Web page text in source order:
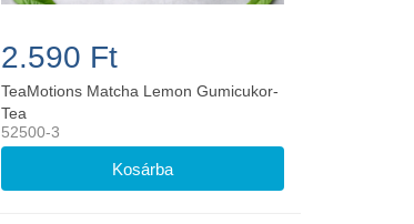
2.590 Ft
TeaMotions Matcha Lemon Gumicukor-
Tea
52500-3